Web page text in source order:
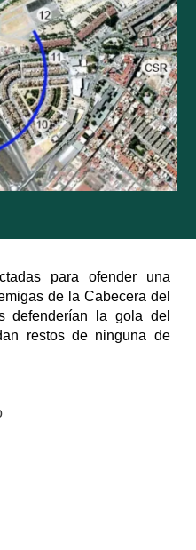
para ofender una
de la Cabecera del
defenderían la gola del
restos de ninguna de